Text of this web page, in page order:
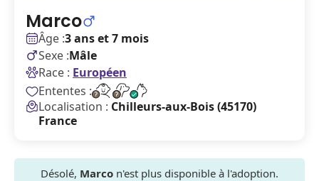
Marco
Âge :3 ans et 7 mois
Sexe :Mâle
Race : Européen
Ententes :
Localisation : Chilleurs-aux-Bois (45170)
France
Désolé, Marco n'est plus disponible à l'adoption.